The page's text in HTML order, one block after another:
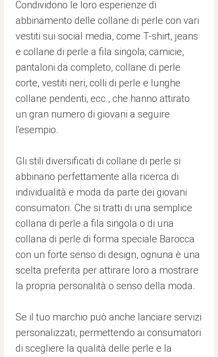
Condividono le loro esperienze di
abbinamento delle collane di perle con vari
vestiti sui social media, come T-shirt, jeans
e collane di perle a fila singola; camicie,
pantaloni da completo, collane di perle
corte, vestiti neri, colli di perle e lunghe
collane pendenti, ecc., che hanno attirato
un gran numero di giovani a seguire
l'esempio.
Gli stili diversificati di collane di perle si
abbinano perfettamente alla ricerca di
individualità e moda da parte dei giovani
consumatori. Che si tratti di una semplice
collana di perle a fila singola o di una
collana di perle di forma speciale Barocca
con un forte senso di design, ognuna è una
scelta preferita per attirare loro a mostrare
la propria personalità o senso della moda.
Se il tuo marchio può anche lanciare servizi
personalizzati, permettendo ai consumatori
di scegliere la qualità delle perle e la